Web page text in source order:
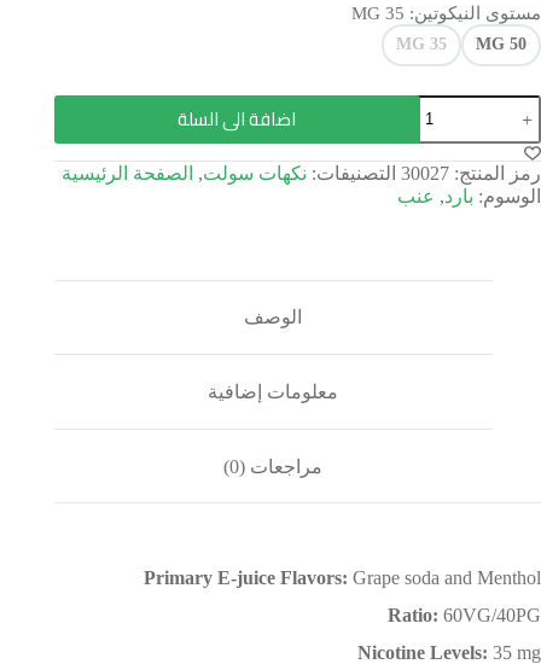
مستوى النيكوتين: 35 MG
50 MG
35 MG
اضافة الى السلة
رمز المنتج: 30027 التصنيفات: نكهات سولت, الصفحة الرئيسية
الوسوم: بارد, عنب
الوصف
معلومات إضافية
مراجعات (0)
Primary E-juice Flavors: Grape soda and Menthol
Ratio: 60VG/40PG
Nicotine Levels: 35 mg